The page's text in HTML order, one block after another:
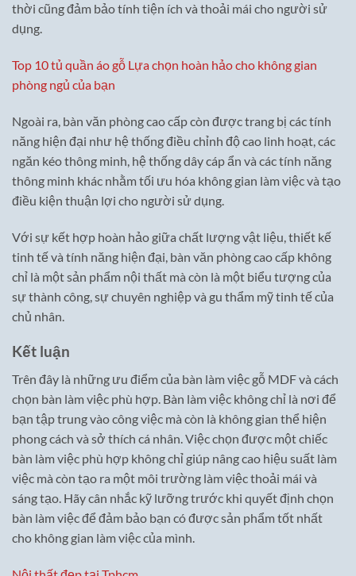
thời cũng đảm bảo tính tiện ích và thoải mái cho người sử
dụng.
Top 10 tủ quần áo gỗ Lựa chọn hoàn hảo cho không gian
phòng ngủ của bạn
Ngoài ra, bàn văn phòng cao cấp còn được trang bị các tính
năng hiện đại như hệ thống điều chỉnh độ cao linh hoạt, các
ngăn kéo thông minh, hệ thống dây cáp ẩn và các tính năng
thông minh khác nhằm tối ưu hóa không gian làm việc và tạo
điều kiện thuận lợi cho người sử dụng.
Với sự kết hợp hoàn hảo giữa chất lượng vật liệu, thiết kế
tinh tế và tính năng hiện đại, bàn văn phòng cao cấp không
chỉ là một sản phẩm nội thất mà còn là một biểu tượng của
sự thành công, sự chuyên nghiệp và gu thẩm mỹ tinh tế của
chủ nhân.
Kết luận
Trên đây là những ưu điểm của bàn làm việc gỗ MDF và cách
chọn bàn làm việc phù hợp. Bàn làm việc không chỉ là nơi để
bạn tập trung vào công việc mà còn là không gian thể hiện
phong cách và sở thích cá nhân. Việc chọn được một chiếc
bàn làm việc phù hợp không chỉ giúp nâng cao hiệu suất làm
việc mà còn tạo ra một môi trường làm việc thoải mái và
sáng tạo. Hãy cân nhắc kỹ lưỡng trước khi quyết định chọn
bàn làm việc để đảm bảo bạn có được sản phẩm tốt nhất
cho không gian làm việc của mình.